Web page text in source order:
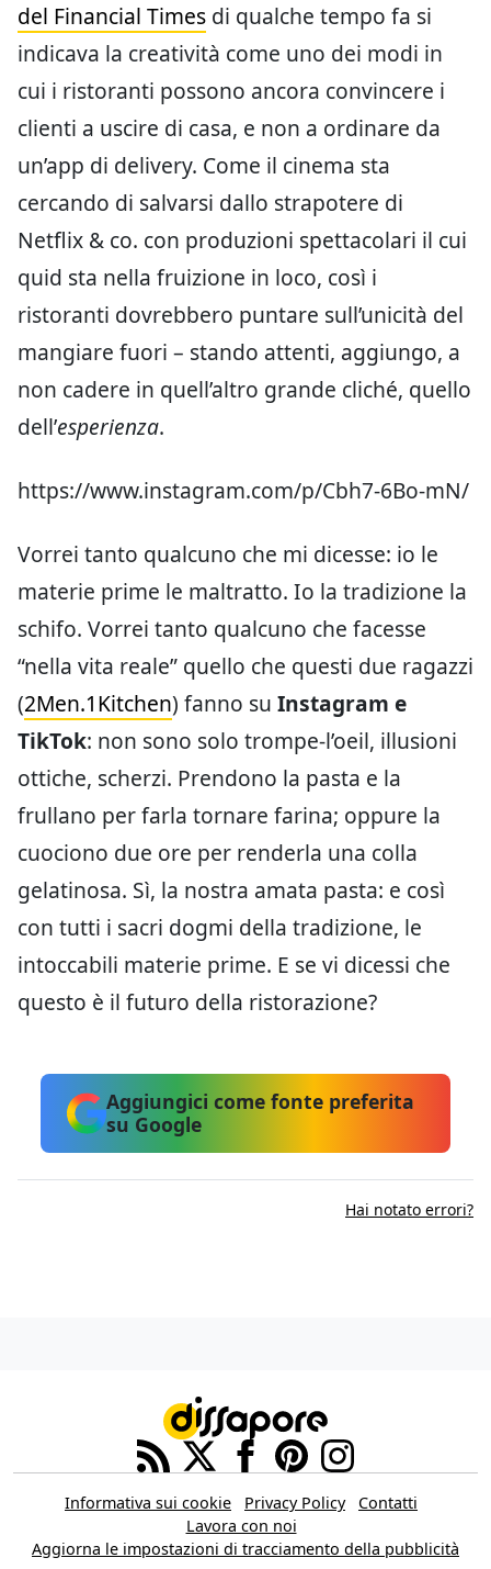
del Financial Times di qualche tempo fa si
indicava la creatività come uno dei modi in
cui i ristoranti possono ancora convincere i
clienti a uscire di casa, e non a ordinare da
un’app di delivery. Come il cinema sta
cercando di salvarsi dallo strapotere di
Netflix & co. con produzioni spettacolari il cui
quid sta nella fruizione in loco, così i
ristoranti dovrebbero puntare sull’unicità del
mangiare fuori – stando attenti, aggiungo, a
non cadere in quell’altro grande cliché, quello
dell’esperienza.
https://www.instagram.com/p/Cbh7-6Bo-mN/
Vorrei tanto qualcuno che mi dicesse: io le
materie prime le maltratto. Io la tradizione la
schifo. Vorrei tanto qualcuno che facesse
“nella vita reale” quello che questi due ragazzi
(2Men.1Kitchen) fanno su Instagram e
TikTok: non sono solo trompe-l’oeil, illusioni
ottiche, scherzi. Prendono la pasta e la
frullano per farla tornare farina; oppure la
cuociono due ore per renderla una colla
gelatinosa. Sì, la nostra amata pasta: e così
con tutti i sacri dogmi della tradizione, le
intoccabili materie prime. E se vi dicessi che
questo è il futuro della ristorazione?
Aggiungici come fonte preferita
su Google
Hai notato errori?
Informativa sui cookie Privacy Policy
Contatti
Lavora con noi
Aggiorna le impostazioni di tracciamento della pubblicità